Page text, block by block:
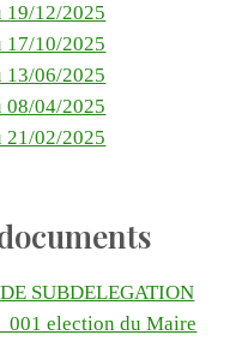
19/12/2025
17/10/2025
13/06/2025
08/04/2025
21/02/2025
SUBDELEGATION
election du Maire